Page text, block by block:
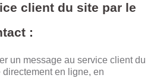
client du site par le
:
un message au service client du
en ligne, en